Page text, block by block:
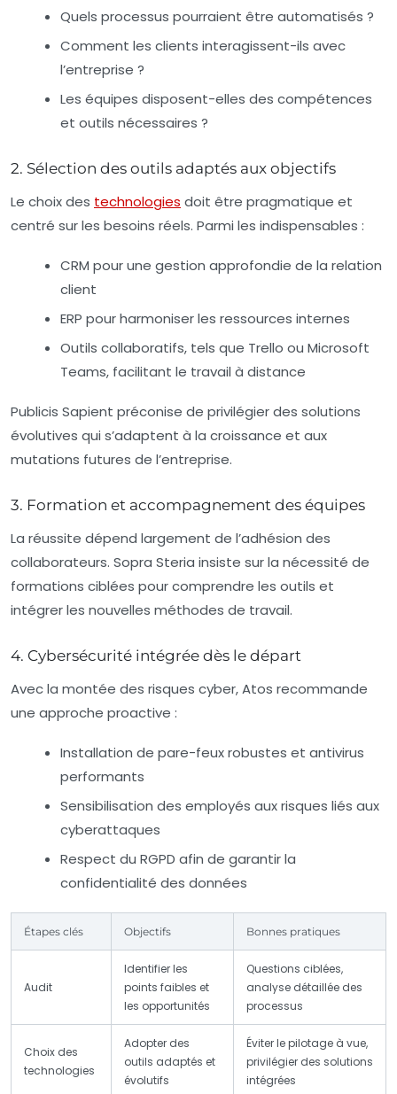
Quels processus pourraient être automatisés ?
Comment les clients interagissent-ils avec
l’entreprise ?
Les équipes disposent-elles des compétences
et outils nécessaires ?
2. Sélection des outils adaptés aux objectifs
Le choix des technologies doit être pragmatique et
centré sur les besoins réels. Parmi les indispensables :
CRM pour une gestion approfondie de la relation
client
ERP pour harmoniser les ressources internes
Outils collaboratifs, tels que Trello ou Microsoft
Teams, facilitant le travail à distance
Publicis Sapient préconise de privilégier des solutions
évolutives qui s’adaptent à la croissance et aux
mutations futures de l’entreprise.
3. Formation et accompagnement des équipes
La réussite dépend largement de l’adhésion des
collaborateurs. Sopra Steria insiste sur la nécessité de
formations ciblées pour comprendre les outils et
intégrer les nouvelles méthodes de travail.
4. Cybersécurité intégrée dès le départ
Avec la montée des risques cyber, Atos recommande
une approche proactive :
Installation de pare-feux robustes et antivirus
performants
Sensibilisation des employés aux risques liés aux
cyberattaques
Respect du RGPD afin de garantir la
confidentialité des données
Étapes clés Objectifs Bonnes pratiques
Audit
Identifier les
points faibles et
les opportunités
Questions ciblées,
analyse détaillée des
processus
Choix des
technologies
Adopter des
outils adaptés et
évolutifs
Éviter le pilotage à vue,
privilégier des solutions
intégrées